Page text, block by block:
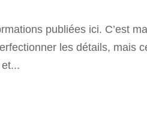
publiées ici. C’est
les détails, mais